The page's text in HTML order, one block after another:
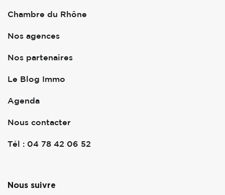
Chambre du Rhône
Nos agences
Nos partenaires
Le Blog Immo
Agenda
Nous contacter
Tél : 04 78 42 06 52
Nous suivre